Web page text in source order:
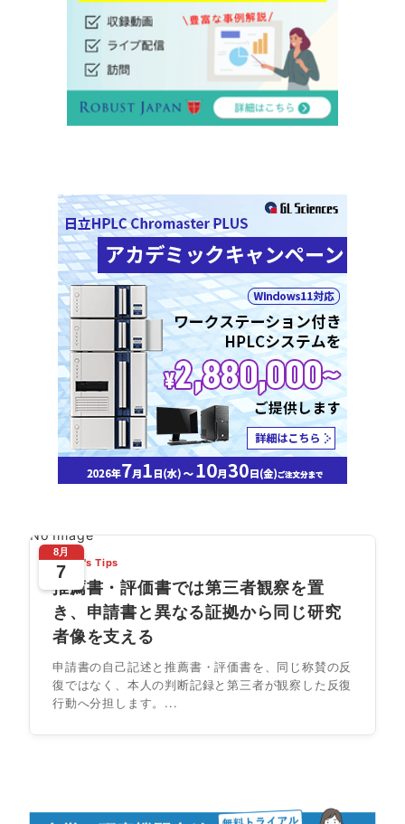
No Image
8月
7
Today's Tips
推薦書・評価書では第三者観察を置
き、申請書と異なる証拠から同じ研究
者像を支える
申請書の自己記述と推薦書・評価書を、同じ称賛の反
復ではなく、本人の判断記録と第三者が観察した反復
行動へ分担します。...